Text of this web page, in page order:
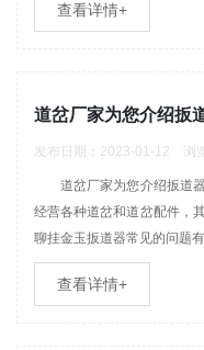
查看详情+
道岔厂家为您介绍扳
发布日期：2023-01-12 浏
道岔厂家为您介绍扳道
经营各种道岔和道岔配件，
聊挂金玉扳道器常见的问题
查看详情+